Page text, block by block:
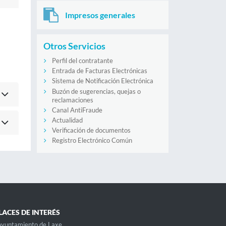
Impresos generales
Otros Servicios
Perfil del contratante
Entrada de Facturas Electrónicas
Sistema de Notificación Electrónica
Buzón de sugerencias, quejas o
reclamaciones
Canal AntiFraude
Actualidad
Verificación de documentos
Registro Electrónico Común
DE INTERÉS